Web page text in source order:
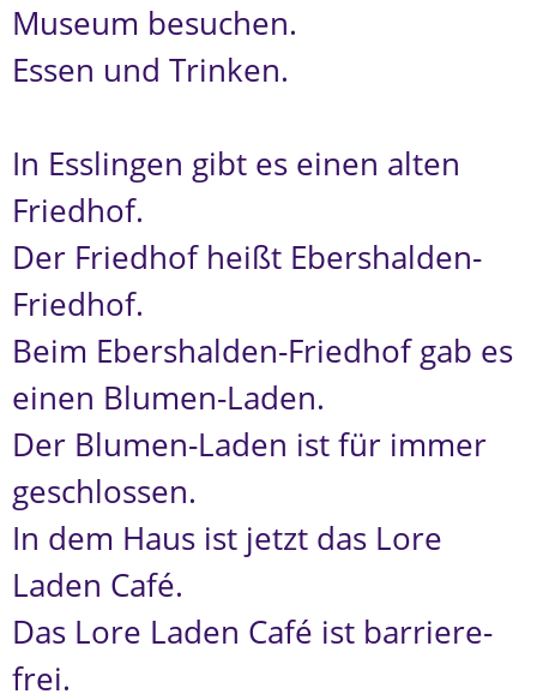
Museum besuchen.
Essen und Trinken.
In Esslingen gibt es einen alten
Friedhof.
Der Friedhof heißt Ebershalden-
Friedhof.
Beim Ebershalden-Friedhof gab es
einen Blumen-Laden.
Der Blumen-Laden ist für immer
geschlossen.
In dem Haus ist jetzt das Lore
Laden Café.
Das Lore Laden Café ist barriere-
frei.